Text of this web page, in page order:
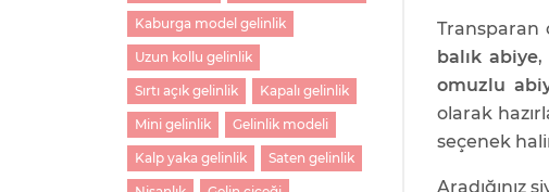
Kaburga model gelinlik
Uzun kollu gelinlik
Sırtı açık gelinlik Kapalı gelinlik
Mini gelinlik Gelinlik modeli
Kalp yaka gelinlik Saten gelinlik
Transparan
balık abiye,
omuzlu
olarak
seçenek
Aradığınız